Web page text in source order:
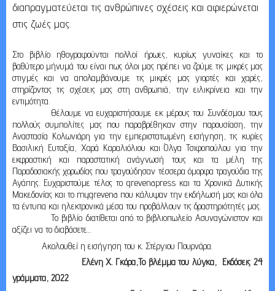
διαπραγματεύεται τις ανθρώπινες σχέσεις και αφιερώνεται
στις ζωές μας.
Στο βιβλίο ηθογραφούνται πολλοί ήρωες, κυρίως γυναίκες και το
βαθύτερο μήνυμά του είναι πως όλοι μας πρέπει να ζούμε τις μικρές μας
στιγμές και να απολαμβάνουμε τις μικρές μας γιορτές και χαρές,
στηρίζοντας τις σχέσεις μας στη ανθρωπιά, την ειλικρίνεια και την
εντιμότητα.
Θέλουμε να ευχαριστήσουμε εκ μέρους του Συνδέσμου τους
πολλούς συμπολίτες μας που παραβρέθηκαν στην παρουσίαση, την
Αναστασία Κολωνιάρη για την εμπεριστατωμένη εισήγηση, τις κυρίες
Βασιλική Ευταξία, Χαρά Καραλιόλιου και Όλγα Τσιφοπούλου για την
εκφραστική και παραστατική ανάγνωσή τους και τα μέλη της
Παραδοσιακής χορωδίας που τραγούδησαν τέσσερα όμορφα τραγούδια της
Αγάπης. Ευχαριστούμε τέλος το grevenapress και τα Χρονικά Δυτικής
Μακεδονίας και το mygrevena που κάλυψαν την εκδήλωσή μας και όλα
τα έντυπα και ηλεκτρονικά μέσα του προβάλλουν τις δραστηριότητές μας.
Το βιβλίο διατίθεται από το βιβλιοπωλείο Ασυναγώνιστον και
αξίζει να το διαβάσετε...
Ακολουθεί η εισήγηση του κ. Στέργιου Πουρνάρα.
Ελένη Χ. Γκόρα,Το βλέμμα του λύγκα, Εκδόσεις 24
γράμματα, 2022